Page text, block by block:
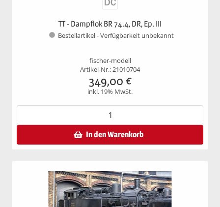
TT - Dampflok BR 74.4, DR, Ep. III
Bestellartikel - Verfügbarkeit unbekannt
fischer-modell
Artikel-Nr.: 21010704
349,00 €
inkl. 19% MwSt.
In den Warenkorb